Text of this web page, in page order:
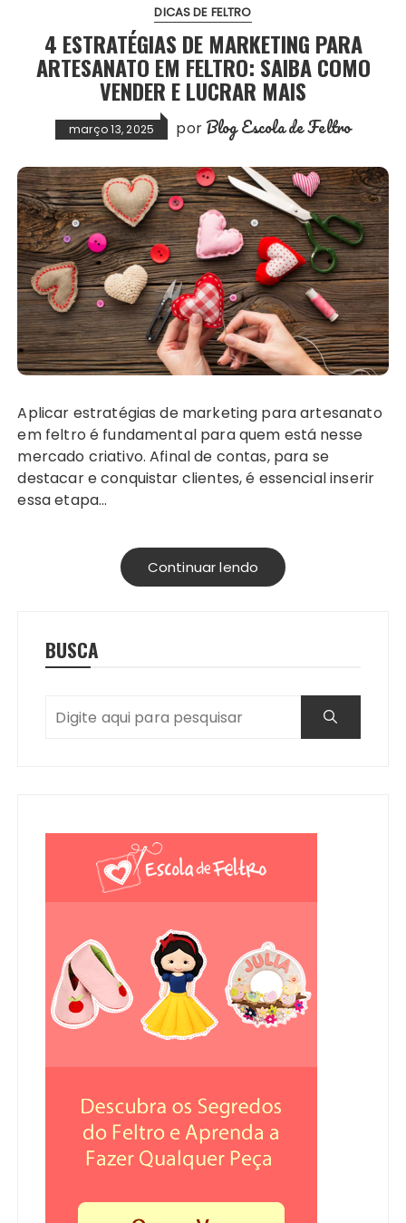
DICAS DE FELTRO
4 ESTRATÉGIAS DE MARKETING PARA
ARTESANATO EM FELTRO: SAIBA COMO
VENDER E LUCRAR MAIS
março 13, 2025 por Blog Escola de Feltro
Aplicar estratégias de marketing para artesanato
em feltro é fundamental para quem está nesse
mercado criativo. Afinal de contas, para se
destacar e conquistar clientes, é essencial inserir
essa etapa…
Continuar lendo
BUSCA